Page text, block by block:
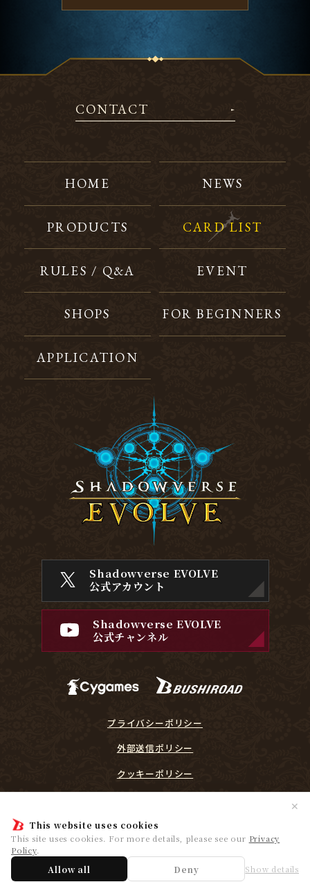
This website uses cookies
This site uses cookies. For more details, please see our Privacy
Policy.
Allow all Deny Show details
✕
CONTACT
HOME NEWS
PRODUCTS CARD LIST
RULES / Q&A EVENT
SHOPS FOR BEGINNERS
APPLICATION
Shadowverse EVOLVE
公式アカウント
Shadowverse EVOLVE
公式チャンネル
プライバシーポリシー
外部送信ポリシー
クッキーポリシー
プレイヤーリスペクト宣言
© Cygames, Inc. ©Bushiroad